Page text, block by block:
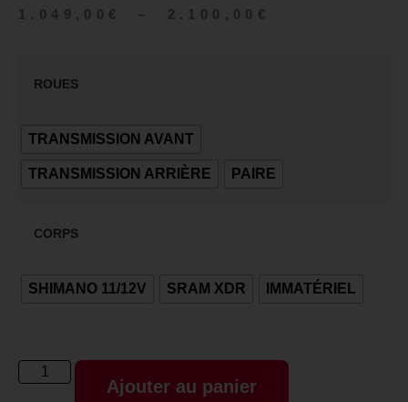
1.049,00 € – 2.100,00 €
ROUES
TRANSMISSION AVANT
TRANSMISSION ARRIÈRE PAIRE
CORPS
SHIMANO 11/12V SRAM XDR IMMATÉRIEL
Ajouter au panier